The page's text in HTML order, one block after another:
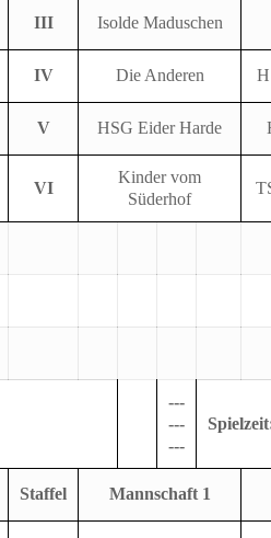
III Isolde Maduschen
IV Die Anderen
V HSG Eider Harde
VI
Kinder vom
Süderhof
---
---
---
Staffel Mannschaft 1